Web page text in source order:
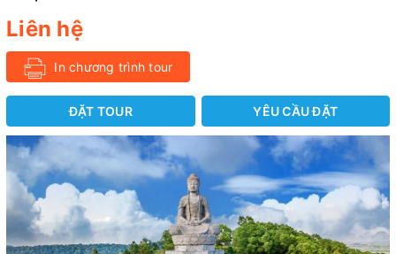
Liên hệ
In chương trình tour
ĐẶT TOUR YÊU CẦU ĐẶT